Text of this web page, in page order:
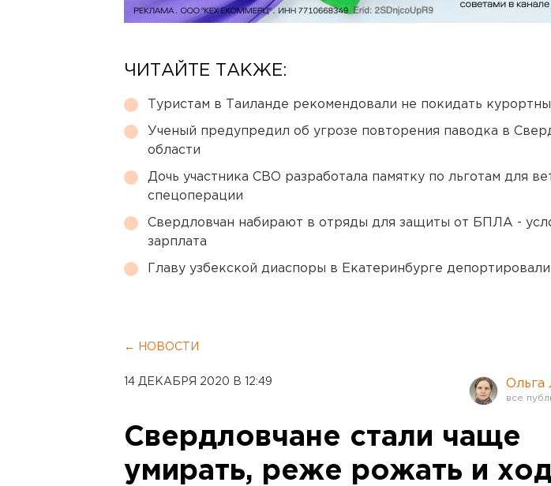
ЧИТАЙТЕ ТАКЖЕ:
Туристам в Таиланде рекомендовали не покидать
Ученый предупредил об угрозе повторения паводка в
области
Дочь участника СВО разработала памятку по льготам для
спецоперации
Свердловчан набирают в отряды для защиты от БПЛА -
зарплата
Главу узбекской диаспоры в Екатеринбурге
← НОВОСТИ
14 ДЕКАБРЯ 2020 В 12:49 Ольга
Свердловчане стали чаще
умирать, реже рожать и